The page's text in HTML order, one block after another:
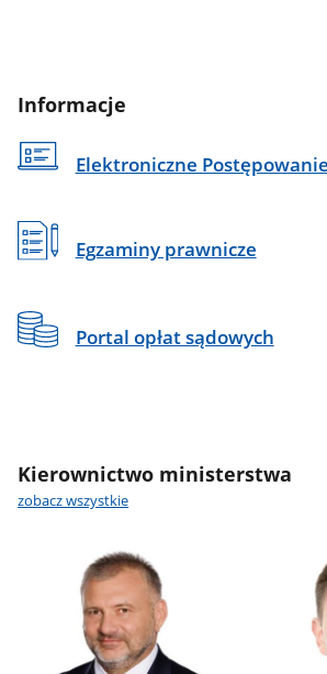
Informacje
Elektroniczne
Egzaminy prawnicze
Portal opłat sądowych
Kierownictwo ministerstwa
zobacz wszystkie